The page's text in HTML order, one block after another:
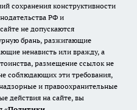
сохранения конструктивности
РФ и
не допускаются
брань, разжигающие
ненависть или вражду, а
размещение ссылок не
соблюдающих эти требования,
и правоохранительные
действия на сайте, вы